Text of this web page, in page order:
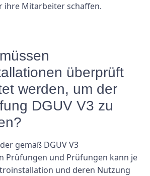
ihre Mitarbeiter schaffen.
überprüft
werden, um der
DGUV V3 zu
gemäß DGUV V3
Prüfungen und Prüfungen kann je
und deren Nutzung